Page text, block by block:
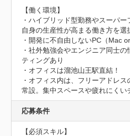
【働く環境】
・ハイブリッド型勤務やスーパ
自身の生産性が高まる働き方を選
・開発に不自由しないPC（Mac
・社外勉強会やエンジニア同士
ティングあり
・オフィスは溜池山王駅直結！
・オフィス内は、フリーアドレ
常設。集中スペースや疲れにくい
応募条件
【必須スキル】